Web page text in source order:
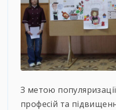
З метою
професій та